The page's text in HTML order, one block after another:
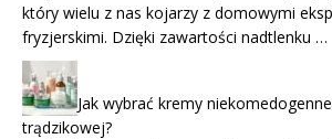
który wielu z nas kojarzy z domowymi
fryzjerskimi. Dzięki zawartości nadtlenku …
Jak wybrać kremy
trądzikowej?